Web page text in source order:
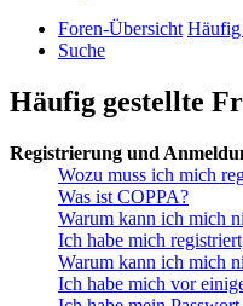
Foren-Übersicht Häufig
Suche
Häufig gestellte
Registrierung und
Wozu muss ich mich
Was ist COPPA?
Warum kann ich mich
Ich habe mich
Warum kann ich mich
Ich habe mich vor